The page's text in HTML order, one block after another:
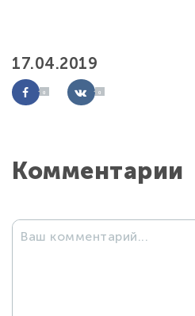
17.04.2019
0 0
Комментарии